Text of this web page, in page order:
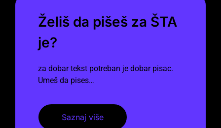
Želiš da pišeš za ŠTA
je?
za dobar tekst potreban je dobar pisac.
Umeš da pises…
Saznaj više